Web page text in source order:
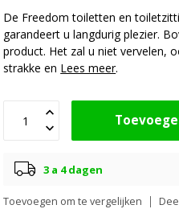
De Freedom toiletten en
garandeert u langdurig plezier.
product. Het zal u niet vervelen,
strakke en Lees meer.
3 a 4 dagen
Toevoegen om te vergelijken